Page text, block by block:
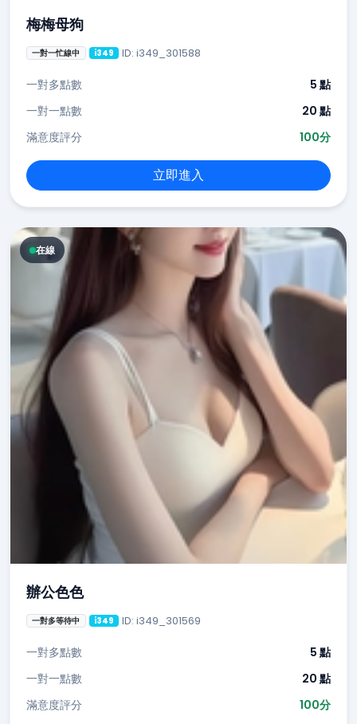
梅梅母狗
一對一忙線中 i349 ID: i349_301588
一對多點數
5 點
一對一點數
20 點
滿意度評分
100分
立即進入
在線
辦公色色
一對多等待中 i349 ID: i349_301569
一對多點數
5 點
一對一點數
20 點
滿意度評分
100分